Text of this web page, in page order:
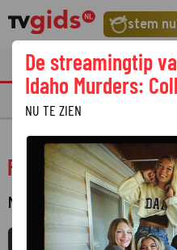
stem
tvgids
Festival der Liebe
MUZIEK ·
MIJNGIDS AGENDA
De streamingtip
Idaho Murders:
NU TE ZIEN